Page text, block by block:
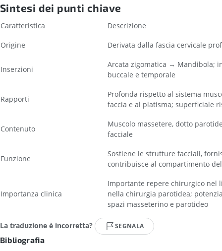
Sintesi dei punti chiave
Caratteristica Descrizione
Origine Derivata dalla fascia cervicale
Inserzioni
Arcata zigomatica → Mandibola;
buccale e temporale
Rapporti
Profonda rispetto al sistema
faccia e al platisma; superficiale
Contenuto
Muscolo massetere, dotto
facciale
Funzione
Sostiene le strutture facciali,
contribuisce al compartimento
Importanza clinica
Importante repere chirurgico nel
nella chirurgia parotidea;
spazi masseterino e parotideo
La traduzione è incorretta? SEGNALA
Bibliografia